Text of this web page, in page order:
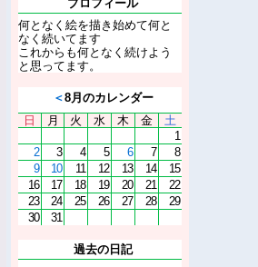
プロフィール
何となく絵を描き始めて何と
なく続いてます
これからも何となく続けよう
と思ってます。
＜8月のカレンダー
日
月 火 水 木 金
土
1
2
3 4 5 6 7
8
9
10 11 12 13 14
15
16
17 18 19 20 21
22
23
24 25 26 27 28
29
30
31
過去の日記